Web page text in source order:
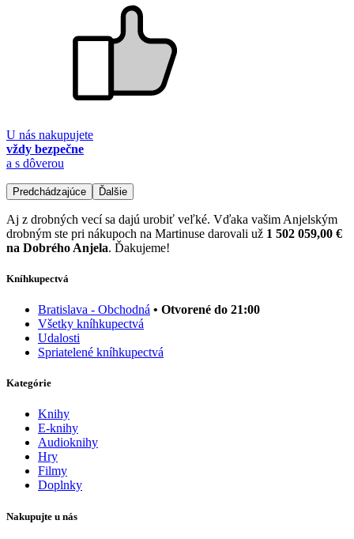
U nás nakupujete
vždy bezpečne
a s dôverou
Predchádzajúce Ďalšie
Aj z drobných vecí sa dajú urobiť veľké. Vďaka vašim Anjelským
drobným ste pri nákupoch na Martinuse darovali už 1 502 059,00 €
na Dobrého Anjela. Ďakujeme!
Kníhkupectvá
Bratislava - Obchodná • Otvorené do 21:00
Všetky kníhkupectvá
Udalosti
Spriatelené kníhkupectvá
Kategórie
Knihy
E-knihy
Audioknihy
Hry
Filmy
Doplnky
Nakupujte u nás